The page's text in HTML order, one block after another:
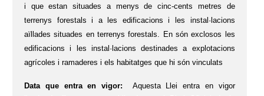
i que estan situades a menys de cinc-cents metres de
terrenys forestals i a les edificacions i les instal·lacions
aïllades situades en terrenys forestals. En són exclosos les
edificacions i les instal·lacions destinades a explotacions
agrícoles i ramaderes i els habitatges que hi són vinculats
Data que entra en vigor:
Aquesta Llei entra en vigor